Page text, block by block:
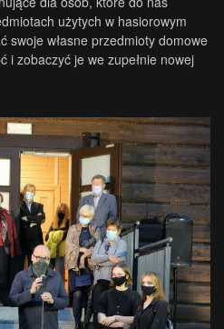
użytych w hasiorowym
swoje własne przedmioty domowe
i zobaczyć je we zupełnie nowej